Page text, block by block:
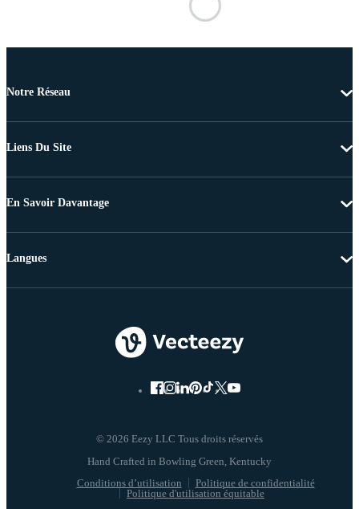
Notre Réseau
Liens Du Site
En Savoir Davantage
© 2026 Eezy LLC Tous droits réservés
Conditions d’utilisation
Politique de confidentialité
Politique d'utilisation équitable
Langues